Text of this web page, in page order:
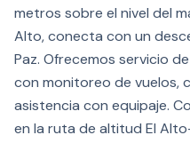
metros sobre el nivel del
Alto, conecta con un
Paz. Ofrecemos servicio
con monitoreo de vuelos,
asistencia con equipaje.
en la ruta de altitud El